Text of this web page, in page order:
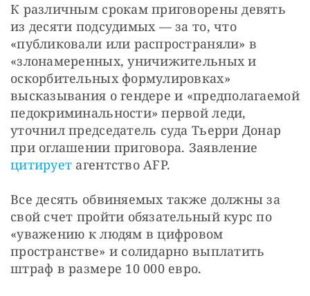
К различным срокам приговорены девять
из десяти подсудимых — за то, что
«публиковали или распространяли» в
«злонамеренных, уничижительных и
оскорбительных формулировках»
высказывания о гендере и «предполагаемой
педокриминальности» первой леди,
уточнил председатель суда Тьерри Донар
цитирует агентство AFP.
Все десять обвиняемых также должны за
свой счет пройти обязательный курс по
«уважению к людям в цифровом
пространстве» и солидарно выплатить
штраф в размере 10 000 евро.